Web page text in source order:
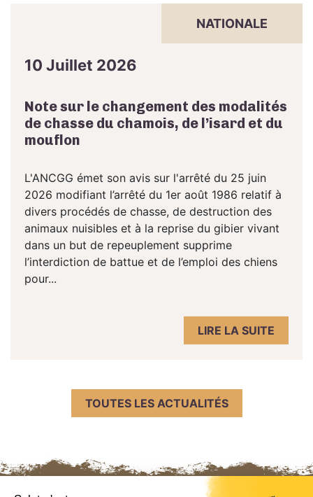
NATIONALE
10 Juillet 2026
Note sur le changement des modalités
de chasse du chamois, de l’isard et du
mouflon
L'ANCGG émet son avis sur l'arrêté du 25 juin
2026 modifiant l’arrêté du 1er août 1986 relatif à
divers procédés de chasse, de destruction des
animaux nuisibles et à la reprise du gibier vivant
dans un but de repeuplement supprime
l’interdiction de battue et de l’emploi des chiens
pour...
LIRE LA SUITE
TOUTES LES ACTUALITÉS